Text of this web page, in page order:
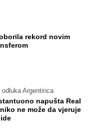
rekord novim
odluka Argentinca
napušta Real
ne može da vjeruje